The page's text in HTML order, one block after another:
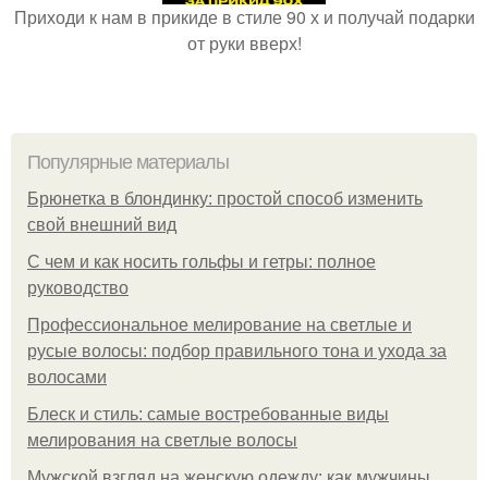
Приходи к нам в прикиде в стиле 90 х и получай подарки
от руки вверх!
Популярные материалы
Брюнетка в блондинку: простой способ изменить
свой внешний вид
С чем и как носить гольфы и гетры: полное
руководство
Профессиональное мелирование на светлые и
русые волосы: подбор правильного тона и ухода за
волосами
Блеск и стиль: самые востребованные виды
мелирования на светлые волосы